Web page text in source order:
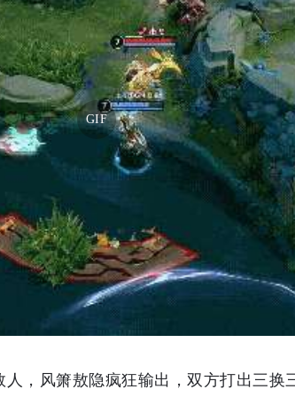
GIF
，风箫敖隐疯狂输出，双方打出三换